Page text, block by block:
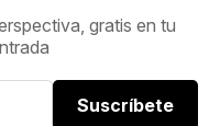
gratis en tu
Suscríbete